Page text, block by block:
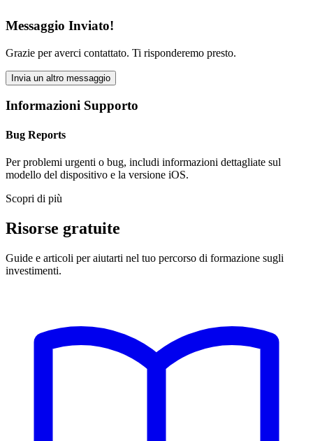
Messaggio Inviato!
Grazie per averci contattato. Ti risponderemo presto.
Invia un altro messaggio
Informazioni Supporto
Bug Reports
Per problemi urgenti o bug, includi informazioni dettagliate sul
modello del dispositivo e la versione iOS.
Scopri di più
Risorse gratuite
Guide e articoli per aiutarti nel tuo percorso di formazione sugli
investimenti.